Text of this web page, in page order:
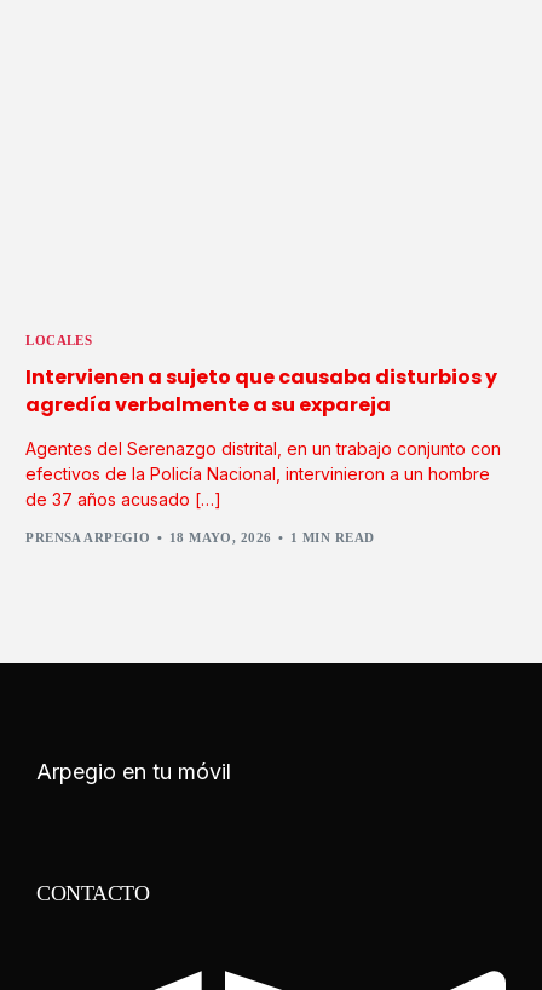
LOCALES
Intervienen a sujeto que causaba disturbios y
agredía verbalmente a su expareja
Agentes del Serenazgo distrital, en un trabajo conjunto con
efectivos de la Policía Nacional, intervinieron a un hombre
de 37 años acusado […]
PRENSA ARPEGIO 18 MAYO, 2026 1 MIN READ
Arpegio en tu móvil
CONTACTO